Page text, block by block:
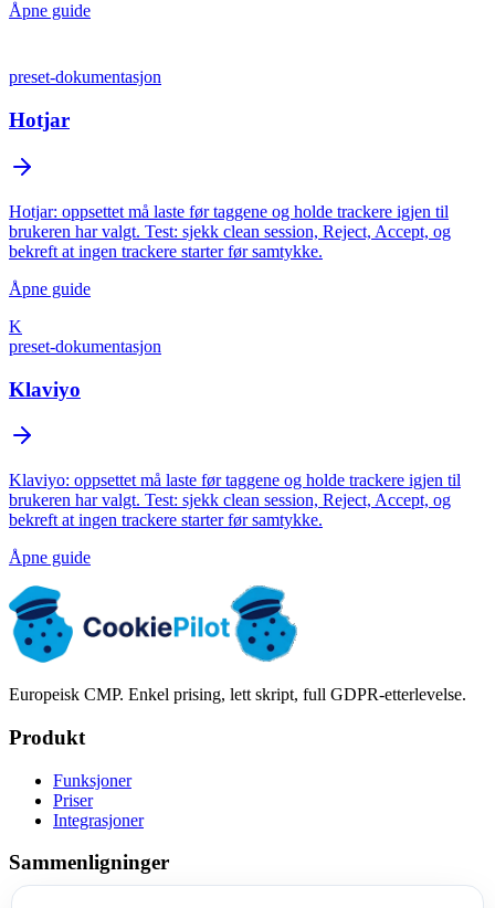
Åpne guide
preset-dokumentasjon
Hotjar
Hotjar: oppsettet må laste før taggene og holde trackere igjen til
brukeren har valgt. Test: sjekk clean session, Reject, Accept, og
bekreft at ingen trackere starter før samtykke.
Åpne guide
K
preset-dokumentasjon
Klaviyo
Klaviyo: oppsettet må laste før taggene og holde trackere igjen til
brukeren har valgt. Test: sjekk clean session, Reject, Accept, og
bekreft at ingen trackere starter før samtykke.
Åpne guide
Europeisk CMP. Enkel prising, lett skript, full GDPR-etterlevelse.
Produkt
Funksjoner
Priser
Integrasjoner
Sammenligninger